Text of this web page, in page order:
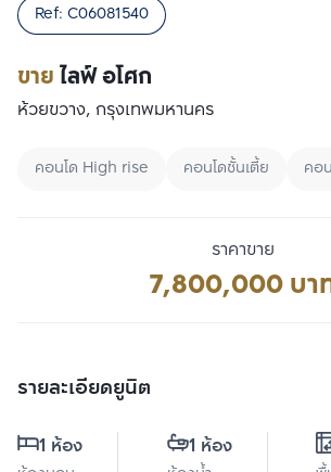
ขายไลฟ์ อโศก
Ref: C06081540
ห้วยขวาง, กรุงเทพมหานคร
คอนโด High rise คอนโดชั้นเตี้ย คอน
ราคาขาย
7,800,000 บา
รายละเอียดยูนิต
1 ห้อง 1 ห้อง
เปรียบเทียบ